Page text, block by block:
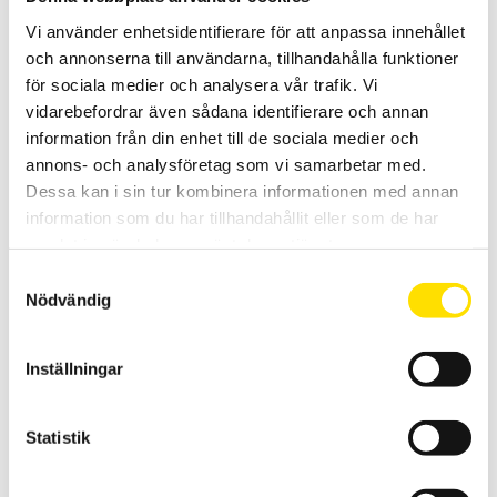
Vi använder enhetsidentifierare för att anpassa innehållet
och annonserna till användarna, tillhandahålla funktioner
för sociala medier och analysera vår trafik. Vi
vidarebefordrar även sådana identifierare och annan
information från din enhet till de sociala medier och
annons- och analysföretag som vi samarbetar med.
Dessa kan i sin tur kombinera informationen med annan
information som du har tillhandahållit eller som de har
Nödvändig
Inställningar
Statistik
PC styrd provställ/dragprovare för material och produktprovning
från Mecmesin med kapaciteter från 2,5 N upp till 5000 N
LÄS MER
PC styrd provställ/dragprovare för material och produktprovning